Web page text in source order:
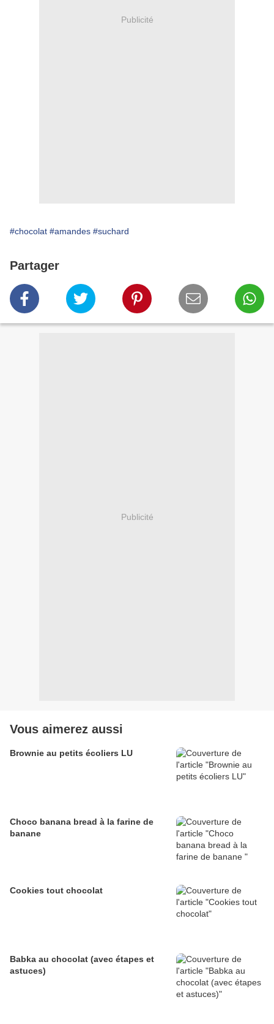
Publicité
#chocolat #amandes #suchard
Partager
Publicité
Vous aimerez aussi
Brownie au petits écoliers LU
Choco banana bread à la farine de
banane
Cookies tout chocolat
Babka au chocolat (avec étapes et
astuces)